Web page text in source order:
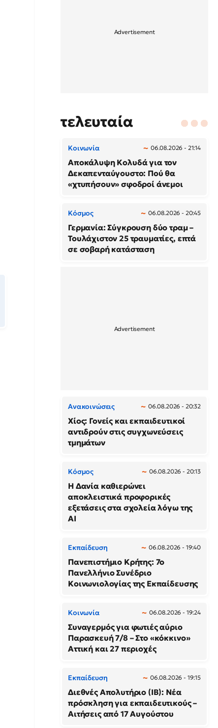
τελευταία
Κοινωνία 06.08.2026 - 21:14
Αποκάλυψη Κολυδά για τον
Δεκαπενταύγουστο: Πού θα
«χτυπήσουν» σφοδροί άνεμοι
Κόσμος 06.08.2026 - 20:45
Γερμανία: Σύγκρουση δύο τραμ –
Τουλάχιστον 25 τραυματίες, επτά
σε σοβαρή κατάσταση
Ανακοινώσεις 06.08.2026 - 20:32
Χίος: Γονείς και εκπαιδευτικοί
αντιδρούν στις συγχωνεύσεις
τμημάτων
Κόσμος 06.08.2026 - 20:13
Η Δανία καθιερώνει
αποκλειστικά προφορικές
εξετάσεις στα σχολεία λόγω της
AI
Εκπαίδευση 06.08.2026 - 19:40
Πανεπιστήμιο Κρήτης: 7ο
Πανελλήνιο Συνέδριο
Κοινωνιολογίας της Εκπαίδευσης
Κοινωνία 06.08.2026 - 19:24
Συναγερμός για φωτιές αύριο
Παρασκευή 7/8 – Στο «κόκκινο»
Αττική και 27 περιοχές
Εκπαίδευση 06.08.2026 - 19:15
Διεθνές Απολυτήριο (IB): Νέα
πρόσκληση για εκπαιδευτικούς –
Αιτήσεις από 17 Αυγούστου